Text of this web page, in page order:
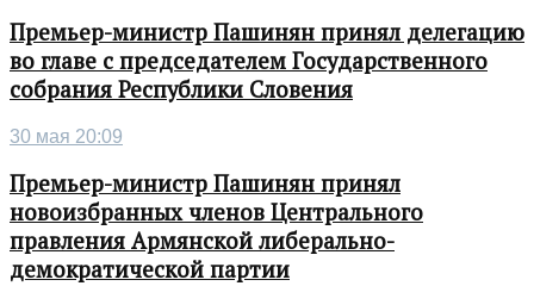
Премьер-министр Пашинян принял делегацию
во главе с председателем Государственного
собрания Республики Словения
30 мая 20:09
Премьер-министр Пашинян принял
новоизбранных членов Центрального
правления Армянской либерально-
демократической партии